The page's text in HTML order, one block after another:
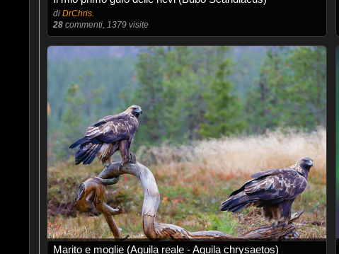
di DrChris.
28commenti, 1379 visite
Marito e moglie (Aquila reale - Aquila chrysaetos)